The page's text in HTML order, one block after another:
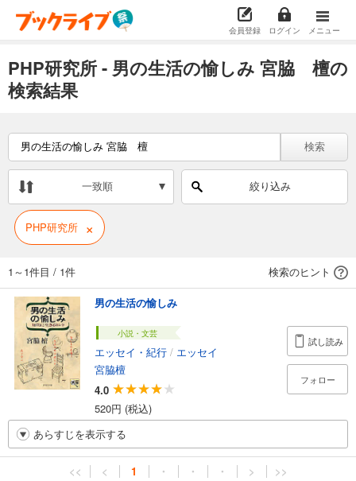
会員登録 ログイン メニュー
PHP研究所 - 男の生活の愉しみ 宮脇 檀の
検索結果
検索
一致順 絞り込み
PHP研究所 ×
1～1件目 / 1件 検索のヒント
男の生活の愉しみ
小説・文芸
エッセイ・紀行 / エッセイ
宮脇檀
4.0
520円 (税込)
試し読み
フォロー
あらすじを表示する
<< < 1 ・ ・ ・ > >>